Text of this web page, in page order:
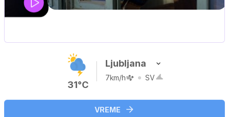
UEFA SUPERPOKAL
31°C
Ljubljana
7km/h SV
VREME